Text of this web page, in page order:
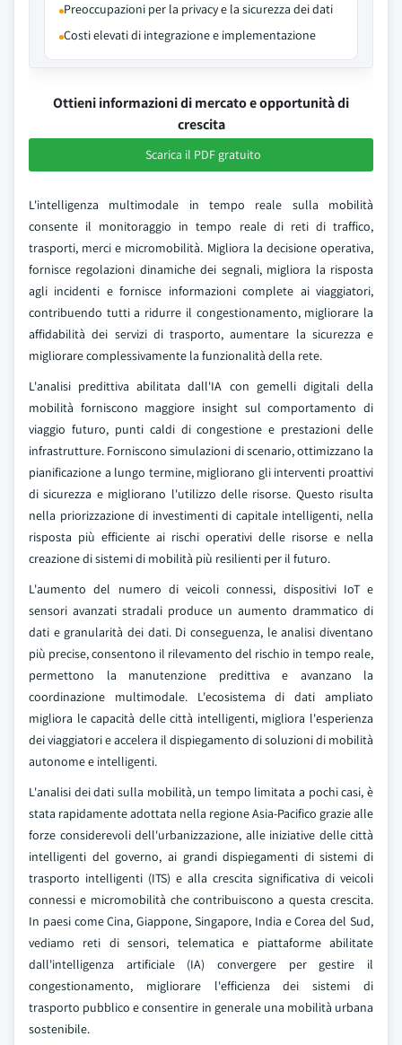
Preoccupazioni per la privacy e la sicurezza dei dati
Costi elevati di integrazione e implementazione
Ottieni informazioni di mercato e opportunità di
crescita
Scarica il PDF gratuito
L'intelligenza multimodale in tempo reale sulla mobilità
consente il monitoraggio in tempo reale di reti di traffico,
trasporti, merci e micromobilità. Migliora la decisione operativa,
fornisce regolazioni dinamiche dei segnali, migliora la risposta
agli incidenti e fornisce informazioni complete ai viaggiatori,
contribuendo tutti a ridurre il congestionamento, migliorare la
affidabilità dei servizi di trasporto, aumentare la sicurezza e
migliorare complessivamente la funzionalità della rete.
L'analisi predittiva abilitata dall'IA con gemelli digitali della
mobilità forniscono maggiore insight sul comportamento di
viaggio futuro, punti caldi di congestione e prestazioni delle
infrastrutture. Forniscono simulazioni di scenario, ottimizzano la
pianificazione a lungo termine, migliorano gli interventi proattivi
di sicurezza e migliorano l'utilizzo delle risorse. Questo risulta
nella priorizzazione di investimenti di capitale intelligenti, nella
risposta più efficiente ai rischi operativi delle risorse e nella
creazione di sistemi di mobilità più resilienti per il futuro.
L'aumento del numero di veicoli connessi, dispositivi IoT e
sensori avanzati stradali produce un aumento drammatico di
dati e granularità dei dati. Di conseguenza, le analisi diventano
più precise, consentono il rilevamento del rischio in tempo reale,
permettono la manutenzione predittiva e avanzano la
coordinazione multimodale. L'ecosistema di dati ampliato
migliora le capacità delle città intelligenti, migliora l'esperienza
dei viaggiatori e accelera il dispiegamento di soluzioni di mobilità
autonome e intelligenti.
L'analisi dei dati sulla mobilità, un tempo limitata a pochi casi, è
stata rapidamente adottata nella regione Asia-Pacifico grazie alle
forze considerevoli dell'urbanizzazione, alle iniziative delle città
intelligenti del governo, ai grandi dispiegamenti di sistemi di
trasporto intelligenti (ITS) e alla crescita significativa di veicoli
connessi e micromobilità che contribuiscono a questa crescita.
In paesi come Cina, Giappone, Singapore, India e Corea del Sud,
vediamo reti di sensori, telematica e piattaforme abilitate
dall'intelligenza artificiale (IA) convergere per gestire il
congestionamento, migliorare l'efficienza dei sistemi di
trasporto pubblico e consentire in generale una mobilità urbana
sostenibile.